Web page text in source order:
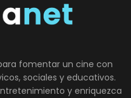
fomentar un cine con
sociales y educativos.
y enriquezca